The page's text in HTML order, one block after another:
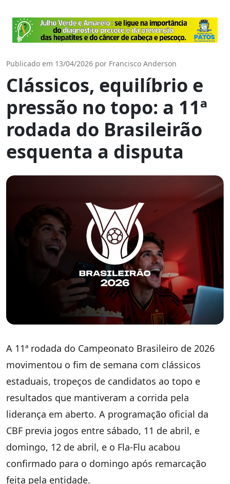
Publicado em 13/04/2026 por Francisco Anderson
Clássicos, equilíbrio e
pressão no topo: a 11ª
rodada do Brasileirão
esquenta a disputa
A 11ª rodada do Campeonato Brasileiro de 2026
movimentou o fim de semana com clássicos
estaduais, tropeços de candidatos ao topo e
resultados que mantiveram a corrida pela
liderança em aberto. A programação oficial da
CBF previa jogos entre sábado, 11 de abril, e
domingo, 12 de abril, e o Fla-Flu acabou
confirmado para o domingo após remarcação
feita pela entidade.